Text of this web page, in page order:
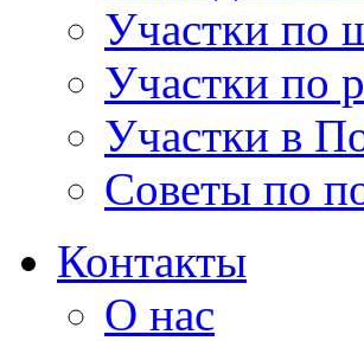
Участки по
Участки по
Участки в
Советы по
Контакты
О нас